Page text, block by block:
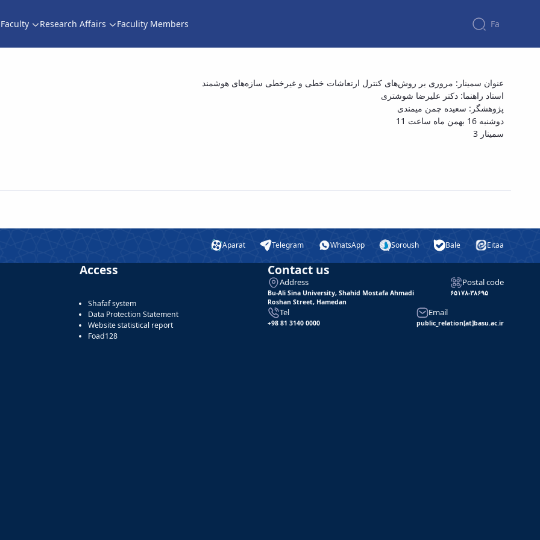
Faculty Research Affairs Faculity Members Fa
سمینار کارشناسی ارشد خانم سعیده چمن میمندی با عنوان «مروری بر روش‌های کنترل
عنوان سمینار: مروری بر روش‌های کنترل ارتعاشات خطی و غیرخطی سازه‌های هوشمند
استاد راهنما: دکتر علیرضا شوشتری
پژوهشگر: سعیده چمن میمندی
دوشنبه 16 بهمن ماه ساعت 11
سمینار 3
Aparat Telegram WhatsApp Soroush Bale Eitaa
Access
Shafaf system
Data Protection Statement
Website statistical report
Foad128
Contact us
Address
Bu-Ali Sina University, Shahid Mostafa Ahmadi
Roshan Street, Hamedan
Postal code
۶۵۱۷۸-۳۸۶۹۵
Tel
+98 81 3140 0000
Email
public_relation[at]basu.ac.ir